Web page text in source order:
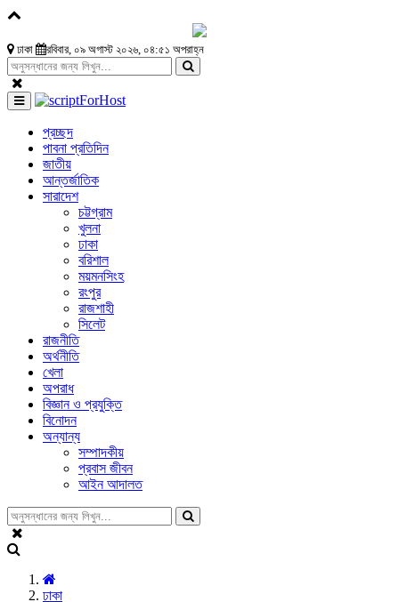
ঢাকা রবিবার, ০৯ অগাস্ট ২০২৬, ০৪:৫১ অপরাহ্ন
প্রচ্ছদ
পাবনা প্রতিদিন
জাতীয়
আন্তর্জাতিক
সারাদেশ
চট্টগ্রাম
খুলনা
ঢাকা
বরিশাল
ময়মনসিংহ
রংপুর
রাজশাহী
সিলেট
রাজনীতি
অর্থনীতি
খেলা
অপরাধ
বিজ্ঞান ও প্রযুক্তি
বিনোদন
অন্যান্য
সম্পাদকীয়
প্রবাস জীবন
আইন আদালত
ঢাকা